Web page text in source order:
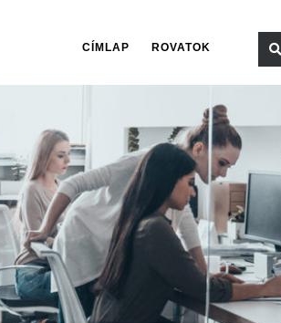
CÍMLAP ROVATOK